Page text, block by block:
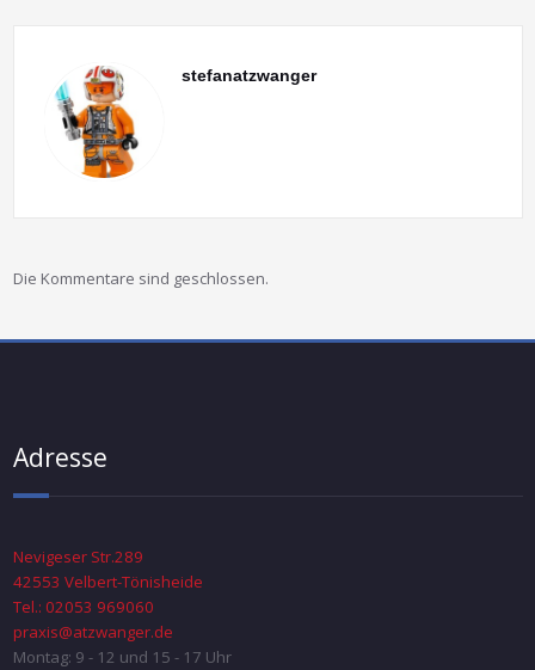
stefanatzwanger
Die Kommentare sind geschlossen.
Adresse
Nevigeser Str.289
42553 Velbert-Tönisheide
Tel.: 02053 969060
praxis@atzwanger.de
Montag: 9 - 12 und 15 - 17 Uhr